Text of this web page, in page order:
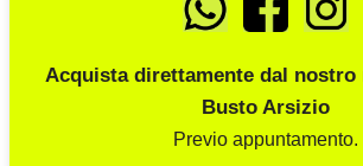
Acquista direttamente dal nostro
Busto Arsizio
Previo appuntamento.